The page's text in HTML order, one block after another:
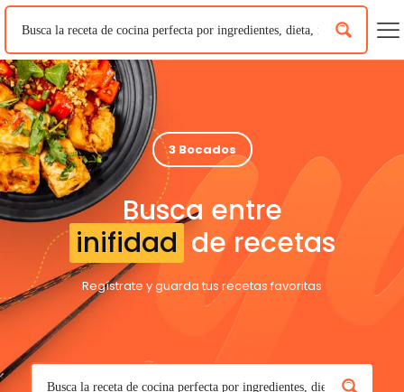
3 Bocados
Busca entre
inifidad de recetas
Regístrate y guarda tus recetas favoritas